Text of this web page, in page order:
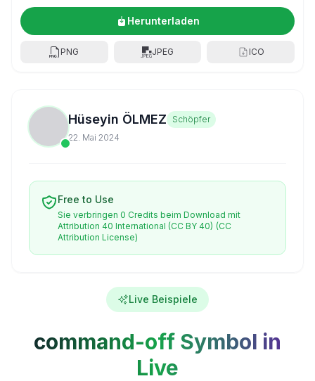
Herunterladen
PNG JPEG ICO
Hüseyin ÖLMEZ
Schöpfer
22. Mai 2024
Free to Use
Sie verbringen 0 Credits beim Download mit
Attribution 40 International (CC BY 40) (CC
Attribution License)
Live Beispiele
command-off Symbol in
Live